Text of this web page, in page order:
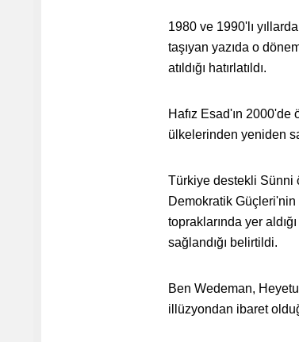
1980 ve 1990'lı
taşıyan yazıda o
atıldığı hatırlatıldı.
Hafız Esad'ın
ülkelerinden yeniden
Türkiye destekli Sünni
Demokratik Güçleri'nin
topraklarında yer
sağlandığı belirtildi.
Ben Wedeman,
illüzyondan ibaret